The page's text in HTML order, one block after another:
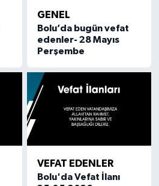
GENEL
Bolu’da bugün vefat
edenler- 28 Mayıs
Perşembe
VEFAT EDENLER
Bolu'da Vefat İlanı